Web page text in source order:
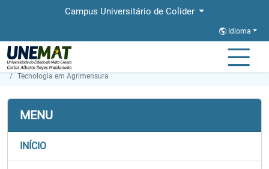
Campus Universitário de Colider
Idioma
Página Inicial
Tecnologia em Agrimensura
MENU
INÍCIO